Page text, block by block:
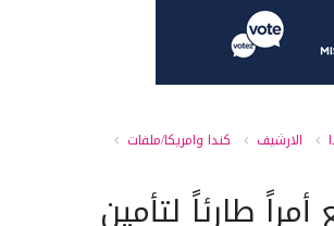
الارشيف
كندا وامريكا/ملفات
طارئاً لتأمين